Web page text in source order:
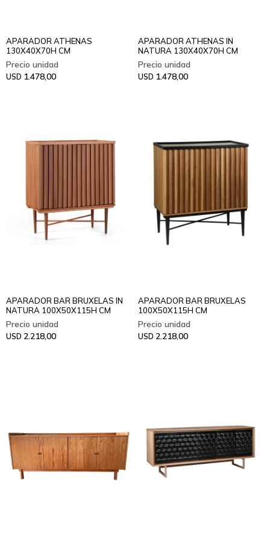
APARADOR ATHENAS
130X40X70H CM
USD 1.478,00
APARADOR ATHENAS IN
NATURA 130X40X70H CM
USD 1.478,00
APARADOR BAR BRUXELAS IN
NATURA 100X50X115H CM
USD 2.218,00
APARADOR BAR BRUXELAS
100X50X115H CM
USD 2.218,00